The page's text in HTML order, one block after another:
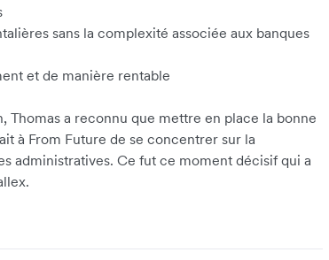
sans la complexité associée aux banques
et de manière rentable
Thomas a reconnu que mettre en place la bonne
à From Future de se concentrer sur la
administratives. Ce fut ce moment décisif qui a